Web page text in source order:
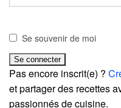
Se souvenir de moi
Pas encore inscrit(e) ?
et partager des recettes
passionnés de cuisine.